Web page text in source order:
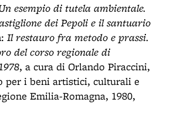
esempio di tutela ambientale.
dei Pepoli e il santuario
Il restauro fra metodo e prassi.
del corso regionale di
, a cura di Orlando Piraccini,
per i beni artistici, culturali e
Emilia-Romagna, 1980,